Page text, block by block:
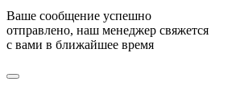
Ваше сообщение успешно
отправлено, наш менеджер свяжется
с вами в ближайшее время